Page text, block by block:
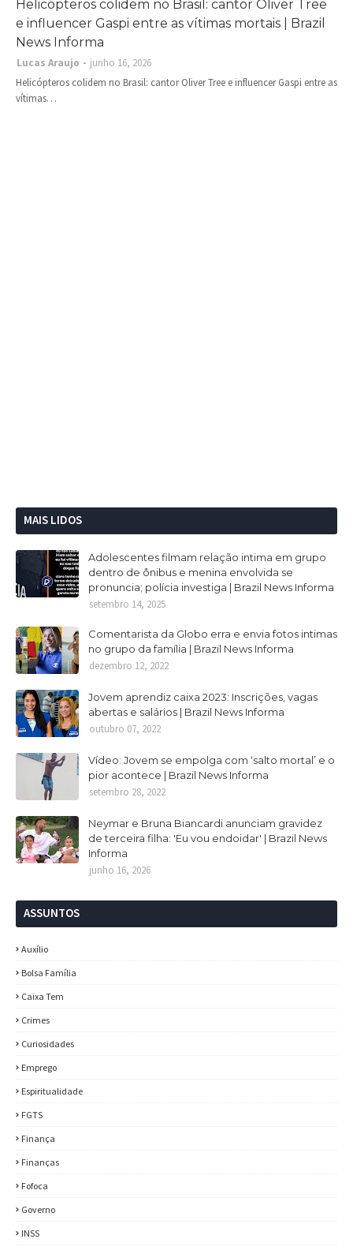
Helicópteros colidem no Brasil: cantor Oliver Tree
e influencer Gaspi entre as vítimas mortais | Brazil
News Informa
Lucas Araujo
junho 16, 2026
Helicópteros colidem no Brasil: cantor Oliver Tree e influencer Gaspi entre as
vítimas…
MAIS LIDOS
Adolescentes filmam relação intima em grupo
dentro de ônibus e menina envolvida se
pronuncia; polícia investiga | Brazil News Informa
setembro 14, 2025
Comentarista da Globo erra e envia fotos intimas
no grupo da família | Brazil News Informa
dezembro 12, 2022
Jovem aprendiz caixa 2023: Inscrições, vagas
abertas e salários | Brazil News Informa
outubro 07, 2022
Vídeo: Jovem se empolga com ‘salto mortal’ e o
pior acontece | Brazil News Informa
setembro 28, 2022
Neymar e Bruna Biancardi anunciam gravidez
de terceira filha: 'Eu vou endoidar' | Brazil News
Informa
junho 16, 2026
ASSUNTOS
Auxílio
Bolsa Família
Caixa Tem
Crimes
Curiosidades
Emprego
Espiritualidade
FGTS
Finança
Finanças
Fofoca
Governo
INSS